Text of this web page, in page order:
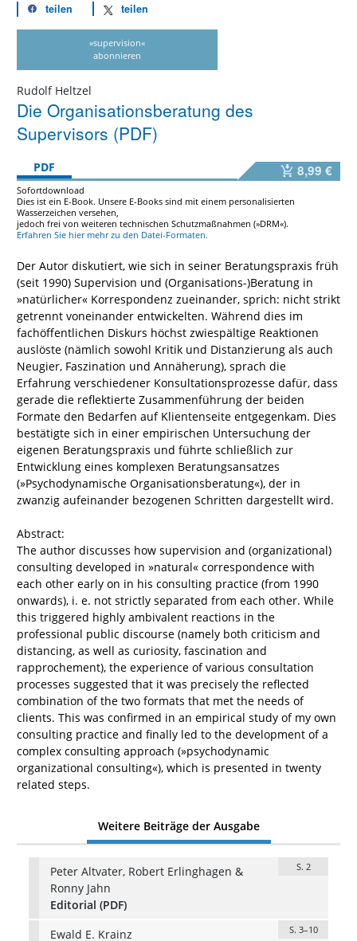
teilen teilen
»supervision«
abonnieren
Rudolf Heltzel
Die Organisationsberatung des
Supervisors (PDF)
PDF 8,99 €
Sofortdownload
Dies ist ein E-Book. Unsere E-Books sind mit einem personalisierten
Wasserzeichen versehen,
jedoch frei von weiteren technischen Schutzmaßnahmen (»DRM«).
Erfahren Sie hier mehr zu den Datei-Formaten.
Der Autor diskutiert, wie sich in seiner Beratungspraxis früh
(seit 1990) Supervision und (Organisations-)Beratung in
»natürlicher« Korrespondenz zueinander, sprich: nicht strikt
getrennt voneinander entwickelten. Während dies im
fachöffentlichen Diskurs höchst zwiespältige Reaktionen
auslöste (nämlich sowohl Kritik und Distanzierung als auch
Neugier, Faszination und Annäherung), sprach die
Erfahrung verschiedener Konsultationsprozesse dafür, dass
gerade die reflektierte Zusammenführung der beiden
Formate den Bedarfen auf Klientenseite entgegenkam. Dies
bestätigte sich in einer empirischen Untersuchung der
eigenen Beratungspraxis und führte schließlich zur
Entwicklung eines komplexen Beratungsansatzes
(»Psychodynamische Organisationsberatung«), der in
zwanzig aufeinander bezogenen Schritten dargestellt wird.
Abstract:
The author discusses how supervision and (organizational)
consulting developed in »natural« correspondence with
each other early on in his consulting practice (from 1990
onwards), i. e. not strictly separated from each other. While
this triggered highly ambivalent reactions in the
professional public discourse (namely both criticism and
distancing, as well as curiosity, fascination and
rapprochement), the experience of various consultation
processes suggested that it was precisely the reflected
combination of the two formats that met the needs of
clients. This was confirmed in an empirical study of my own
consulting practice and finally led to the development of a
complex consulting approach (»psychodynamic
organizational consulting«), which is presented in twenty
related steps.
Weitere Beiträge der Ausgabe
Peter Altvater, Robert Erlinghagen &
Ronny Jahn
S. 2
Editorial (PDF)
Ewald E. Krainz
S. 3–10